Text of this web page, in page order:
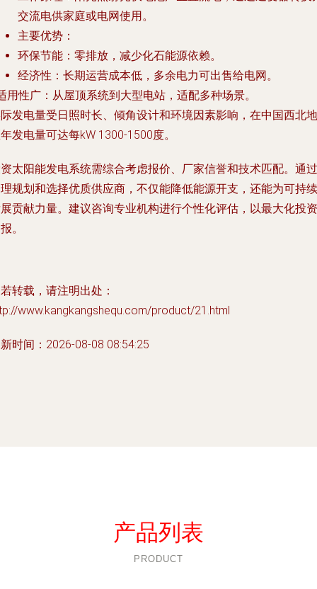
交流电供家庭或电网使用。
主要优势：
环保节能：零排放，减少化石能源依赖。
经济性：长期运营成本低，多余电力可出售给电网。
用性广：从屋顶系统到大型电站，适配多种场景。
发电量受日照时长、倾角设计和环境因素影响，在中国西北地
发电量可达每kW 1300-1500度。
太阳能发电系统需综合考虑报价、厂家信誉和技术匹配。通过
规划和选择优质供应商，不仅能降低能源开支，还能为可持续
贡献力量。建议咨询专业机构进行个性化评估，以最大化投资
。
转载，请注明出处：
www.kangkangshequ.com/product/21.html
时间：2026-08-08 08:54:25
产品列表
PRODUCT